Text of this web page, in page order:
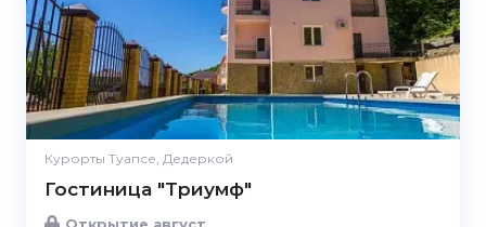
Курорты Туапсе, Дедеркой
Гостиница "Триумф"
Открытие август